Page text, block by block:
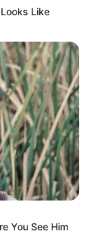
Like
You See Him